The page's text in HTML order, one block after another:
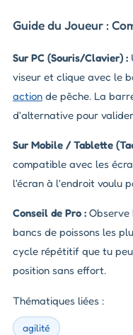
Guide du Joueur :
Sur PC (Souris/Clavier) :
viseur et clique avec le
action de pêche. La
d'alternative pour
Sur Mobile / Tablette
compatible avec les
l'écran à l'endroit voulu
Conseil de Pro : Observe
bancs de poissons les
cycle répétitif que tu
position sans effort.
Thématiques liées :
agilité